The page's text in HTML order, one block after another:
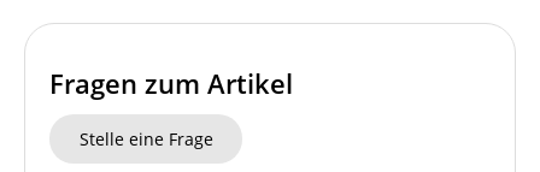
Fragen zum Artikel
Stelle eine Frage